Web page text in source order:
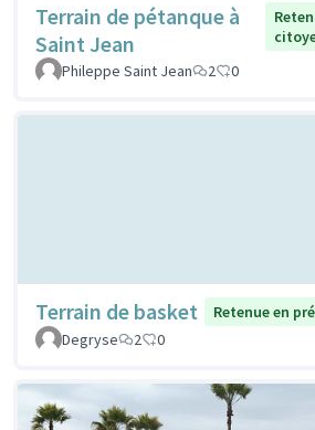
Terrain de pétanque à
Saint Jean
Phileppe Saint Jean
2 0
Terrain de basket
Retenue en
Degryse
2 0